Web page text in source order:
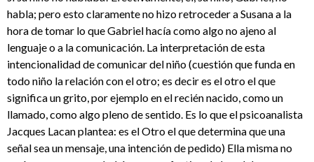
habla; pero esto claramente no hizo retroceder a Susana a la
hora de tomar lo que Gabriel hacía como algo no ajeno al
lenguaje o a la comunicación. La interpretación de esta
intencionalidad de comunicar del niño (cuestión que funda en
todo niño la relación con el otro; es decir es el otro el que
significa un grito, por ejemplo en el recién nacido, como un
llamado, como algo pleno de sentido. Es lo que el psicoanalista
Jacques Lacan plantea: es el Otro el que determina que una
señal sea un mensaje, una intención de pedido) Ella misma no